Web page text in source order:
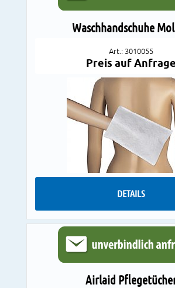
Waschhandschuhe
Art.: 3010055
Preis auf Anfrage
DETAILS
Airlaid